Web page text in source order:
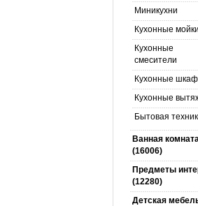
Миникухни
Кухонные мойки
Кухонные
смесители
Кухонные
Кухонные
Бытовая
Ванная
(16006)
Предметы
(12280)
Детская